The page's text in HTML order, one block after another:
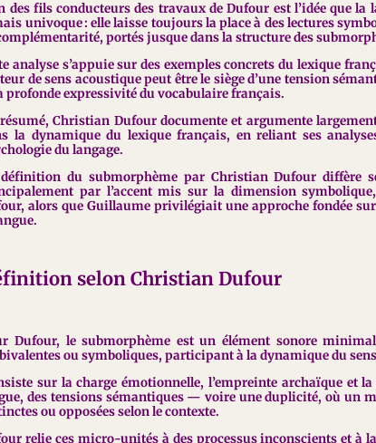
des fils conducteurs des travaux de Dufour est l’idée que la
univoque : elle laisse toujours la place à des lectures
portés jusque dans la structure des
analyse s’appuie sur des exemples concrets du lexique
de sens acoustique peut être le siège d’une tension
profonde expressivité du vocabulaire français.
Christian Dufour documente et argumente
la dynamique du lexique français, en reliant ses
du langage.
du submorphème par Christian Dufour diffère
par l’accent mis sur la dimension
alors que Guillaume privilégiait une approche fondée
selon Christian Dufour
Dufour, le submorphème est un élément sonore
ou symboliques, participant à la dynamique du
sur la charge émotionnelle, l’empreinte archaïque et
des tensions sémantiques — voire une duplicité, où un
ou opposées selon le contexte.
relie ces micro-unités à des processus inconscients et à